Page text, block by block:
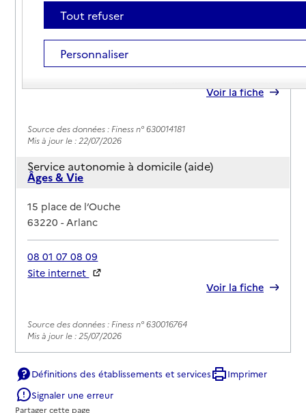
63220-Arlanc
04 73 72 69 23
Contact
Rapport HAS
Voir la fiche
Source des données : Finess n° 630014181
Mis à jour le : 22/07/2026
Service autonomie à domicile (aide)
Âges & Vie
Adresse
15 place de l’Ouche
63220-Arlanc
08 01 07 08 09
Site internet
Voir la fiche
Source des données : Finess n° 630016764
Mis à jour le : 25/07/2026
Définitions des établissements et services
Imprimer
Signaler une erreur
Partager cette page
Tout refuser
Personnaliser